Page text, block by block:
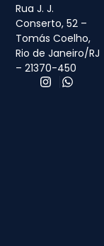
Rua J. J.
Conserto, 52 –
Tomás Coelho,
Rio de Janeiro/RJ
– 21370-450